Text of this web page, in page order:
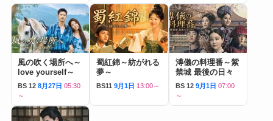
風の吹く場所へ～
love yourself～
BS 12 8月27日 05:30
～
蜀紅錦～紡がれる
夢～
BS11 9月1日 13:00～
溥儀の料理番～紫
禁城 最後の日々
BS 12 9月1日 07:00
～